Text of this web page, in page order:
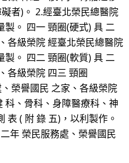
者)。 2.經臺北榮民總醫院
製。 四一 頸圈(硬式) 具 二
各級榮院 經臺北榮民總醫院
製。 四二 頸圈(軟質) 具 二
各級榮院 四三 頸圈
、榮譽國民 之家、各級榮院
科、骨科、身障醫療科、神
表 ( 附 錄 五)，以利製作。
年 榮民服務處、榮譽國民